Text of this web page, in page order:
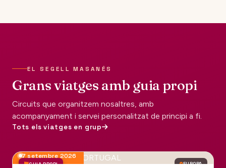
EL SEGELL MASANÉS
Grans viatges amb guia propi
Circuits que organitzem nosaltres, amb
acompanyament i servei personalitzat de principi a fi.
Tots els viatges en grup
GUIA PROPI EUROPA
7 setembre 2026